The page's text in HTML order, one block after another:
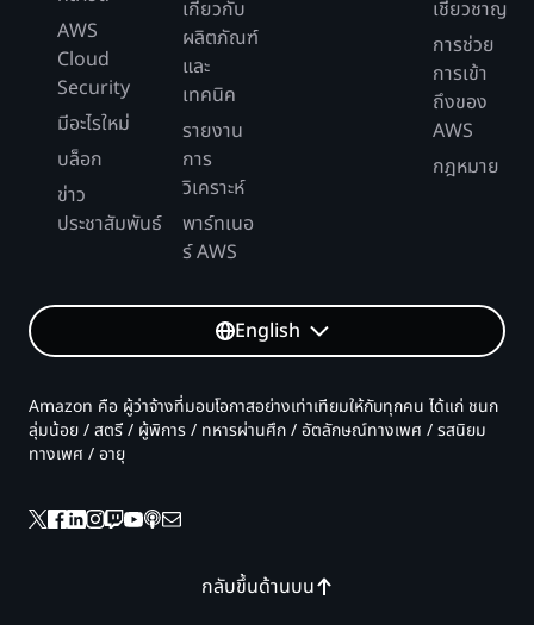
AWS
Cloud
Security
มีอะไรใหม่
บล็อก
ข่าว
ประชาสัมพันธ์
เกี่ยวกับ
ผลิตภัณฑ์
และ
เทคนิค
รายงาน
การ
วิเคราะห์
พาร์ทเนอ
ร์ AWS
เชี่ยวชาญ
การช่วย
การเข้า
ถึงของ
AWS
กฎหมาย
English
กลับขึ้นด้านบน
Amazon คือ ผู้ว่าจ้างที่มอบโอกาสอย่างเท่าเทียมให้กับทุกคน ได้แก่ ชนก
ลุ่มน้อย / สตรี / ผู้พิการ / ทหารผ่านศึก / อัตลักษณ์ทางเพศ / รสนิยม
ทางเพศ / อายุ